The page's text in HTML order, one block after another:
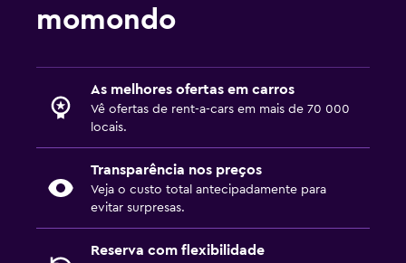
momondo
As melhores ofertas em carros
Vê ofertas de rent-a-cars em mais de 70 000
locais.
Transparência nos preços
Veja o custo total antecipadamente para
evitar surpresas.
Reserva com flexibilidade